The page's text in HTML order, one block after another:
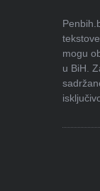
mogu
u BiH.